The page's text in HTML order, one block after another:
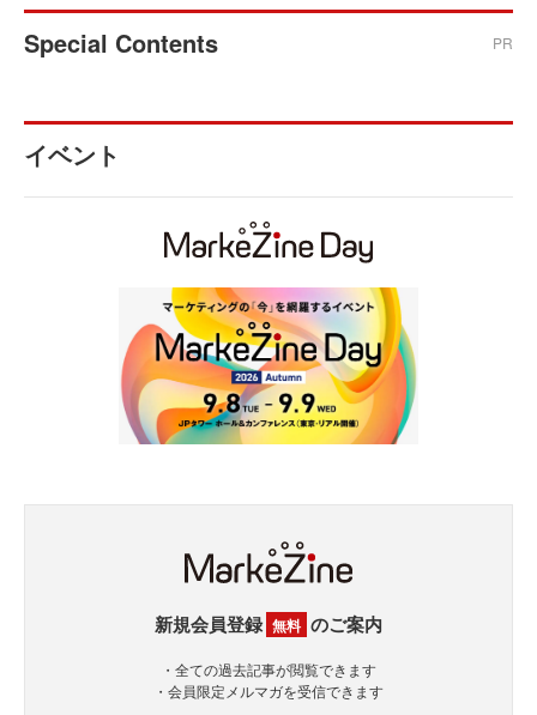
Special Contents PR
イベント
新規会員登録 無料 のご案内
・全ての過去記事が閲覧できます
・会員限定メルマガを受信できます